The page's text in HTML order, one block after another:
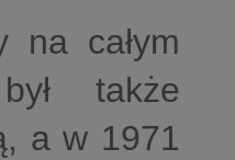
na całym
także
a w 1971